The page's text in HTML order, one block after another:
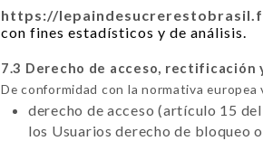
https://
con fines estadísticos y de análisis.
7.3 Derecho de acceso, rectificación
De conformidad con la normativa
derecho de acceso (artículo 15
los Usuarios derecho de bloqueo